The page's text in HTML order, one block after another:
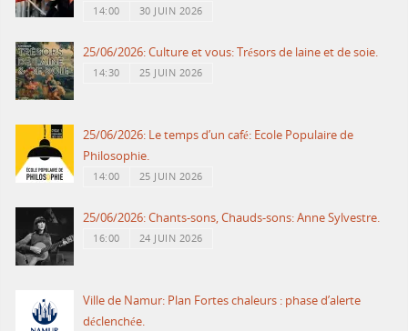
14:00 30 JUIN 2026
25/06/2026: Culture et vous: Trésors de laine et de soie.
14:30 25 JUIN 2026
25/06/2026: Le temps d’un café: Ecole Populaire de
Philosophie.
14:00 25 JUIN 2026
25/06/2026: Chants-sons, Chauds-sons: Anne Sylvestre.
16:00 24 JUIN 2026
Ville de Namur: Plan Fortes chaleurs : phase d’alerte
déclenchée.